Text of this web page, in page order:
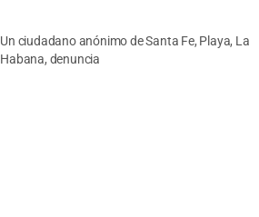
Un ciudadano anónimo de Santa Fe, Playa, La
Habana, denuncia